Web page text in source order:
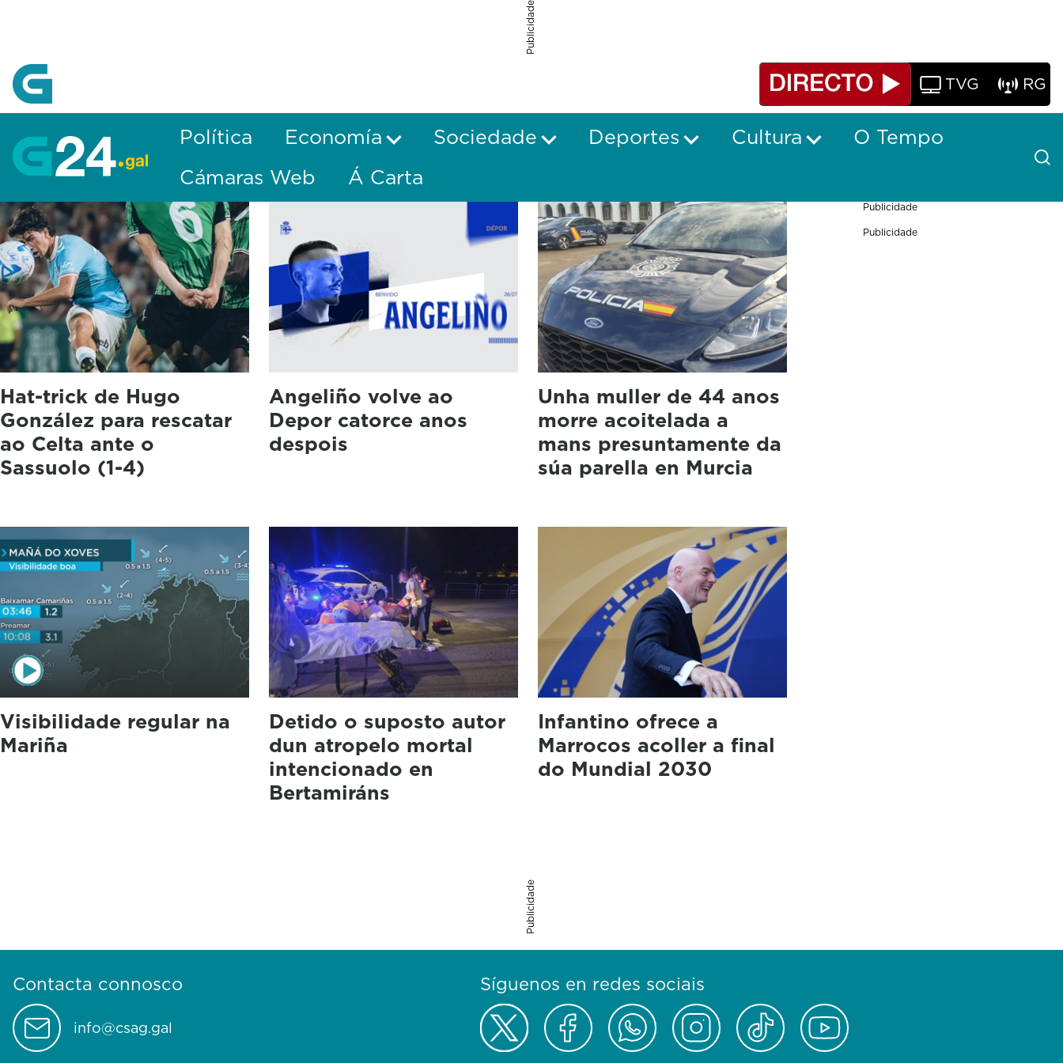
Publicidade
TVG RG
Política Economía Sociedade Deportes Cultura
O Tempo
Cámaras Web
Á Carta
Hat-trick de Hugo
González para rescatar
ao Celta ante o
Sassuolo (1-4)
Angeliño volve ao
Depor catorce anos
despois
Unha muller de 44 anos
morre acoitelada a
mans presuntamente da
súa parella en Murcia
Visibilidade regular na
Mariña
Detido o suposto autor
dun atropelo mortal
intencionado en
Bertamiráns
Infantino ofrece a
Marrocos acoller a final
do Mundial 2030
Publicidade
Publicidade
Publicidade
Contacta connosco
info@csag.gal
Síguenos en redes sociais